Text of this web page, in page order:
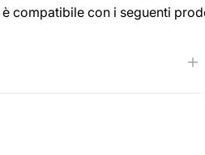
è compatibile con i seguenti